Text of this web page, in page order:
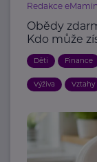
Redakce
Obědy
Kdo může
Děti Finance
Výživa Vztahy